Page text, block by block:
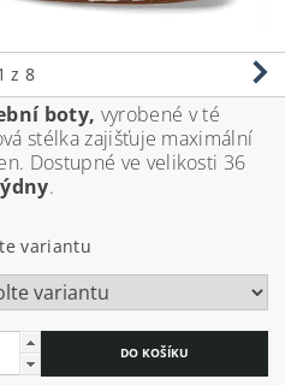
z 8
boty, vyrobené v té
stélka zajišťuje maximální
Dostupné ve velikosti 36
.
variantu